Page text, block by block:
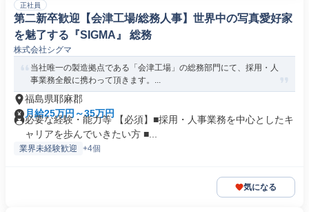
正社員
第二新卒歓迎【会津工場/総務人事】世界中の写真愛好家
を魅了する『SIGMA』 総務
株式会社シグマ
当社唯一の製造拠点である「会津工場」の総務部門にて、採用・人
事業務全般に携わって頂きます。...
福島県耶麻郡
月給25万円～35万円
必要な経験・能力等 【必須】■採用・人事業務を中心としたキ
ャリアを歩んでいきたい方 ■...
業界未経験歓迎 +4個
気になる